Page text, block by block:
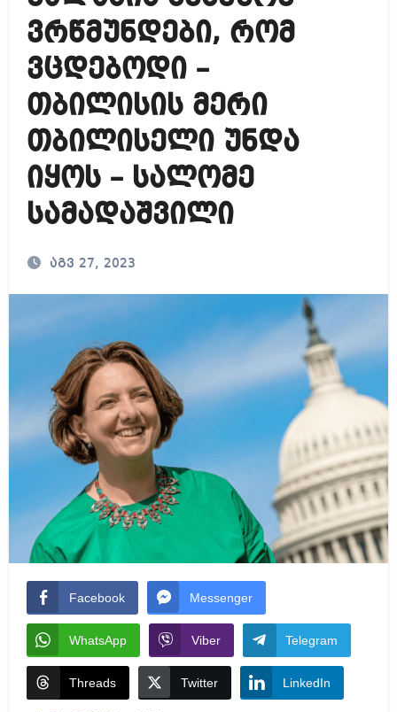
ვრწმუნდები, რომ
ვცდებოდი –
თბილისის მერი
თბილისელი უნდა
იყოს – სალომე
სამადაშვილი
აგვ 27, 2023
Facebook Messenger
WhatsApp Viber Telegram
Threads Twitter LinkedIn